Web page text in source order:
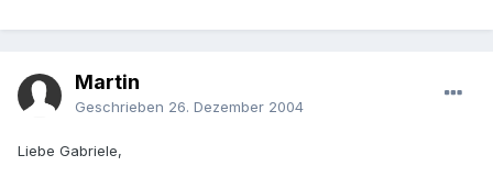
Martin
Geschrieben 26. Dezember 2004
Liebe Gabriele,